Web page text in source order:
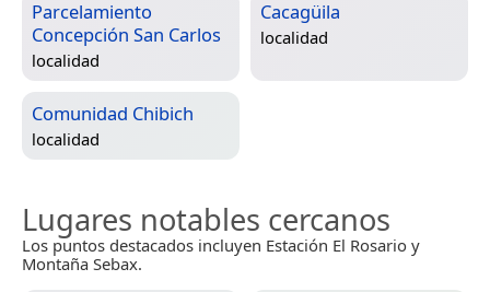
Parcelamiento
Concepción San Carlos
localidad
Cacagüila
localidad
Comunidad Chibich
localidad
Lugares notables cercanos
Los puntos destacados incluyen Estación El Rosario y
Montaña Sebax.